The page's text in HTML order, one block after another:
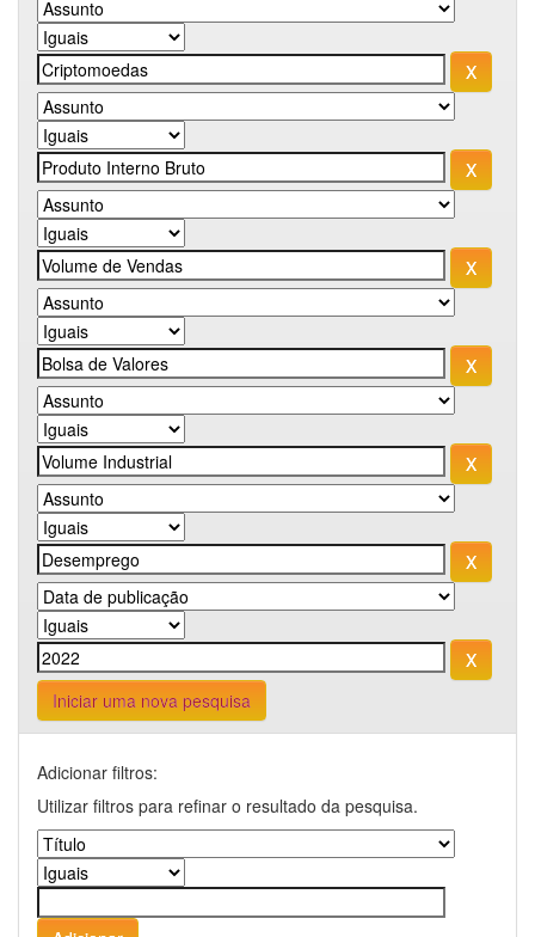
Iniciar uma nova pesquisa
Adicionar filtros:
Utilizar filtros para refinar o resultado da pesquisa.